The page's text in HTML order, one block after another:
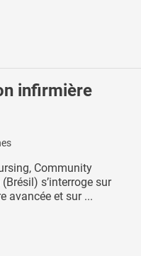
infirmière
Community
s’interroge sur
avancée et sur ...